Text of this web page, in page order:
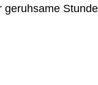
geruhsame